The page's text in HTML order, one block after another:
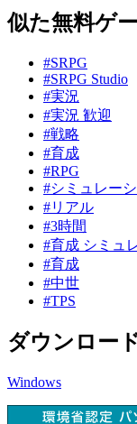
似た無料ゲ
#SRPG
#SRPG Studio
#実況
#実況 歓迎
#戦略
#育成
#RPG
#シミュレー
#リアル
#3時間
#育成 シミュ
#育成
#中世
#TPS
ダウンロー
Windows